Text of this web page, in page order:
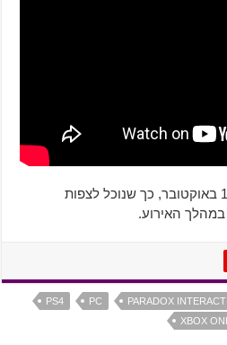
PDXCON 2019 יתקיים ב-19 באוקטובר, כך שנוכל לצפות
האירוע.
PARADOX
PC
PS4
XBOX